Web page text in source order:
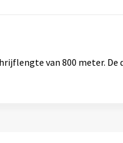
van 800 meter. De